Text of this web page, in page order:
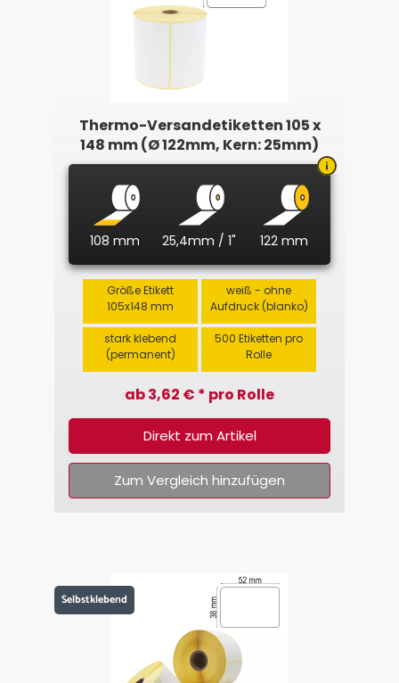
Thermo-Versandetiketten 105 x
148 mm (Ø 122mm, Kern: 25mm)
108 mm 25,4mm / 1" 122 mm
Größe Etikett
105x148 mm
weiß - ohne
Aufdruck (blanko)
stark klebend
(permanent)
500 Etiketten pro
Rolle
ab 3,62 € * pro Rolle
Direkt zum Artikel
Zum Vergleich hinzufügen
Selbstklebend